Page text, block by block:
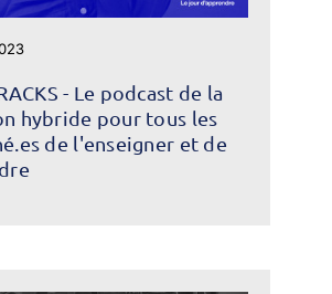
- Le podcast de la
hybride pour tous les
de l'enseigner et de